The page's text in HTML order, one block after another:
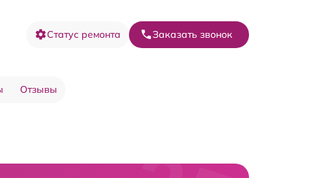
Статус ремонта Заказать звонок
Отзывы